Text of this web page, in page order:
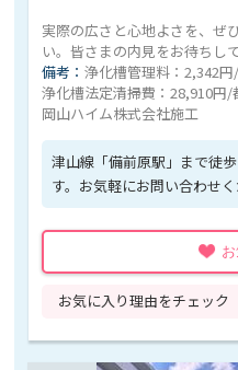
実際の広さと心地よさを、ぜ
い。皆さまの内見をお待ちし
備考：浄化槽管理料：2,342円
浄化槽法定清掃費：28,910円/
岡山ハイム株式会社施工
津山線「備前原駅」まで徒
す。お気軽にお問い合わせく
お気に入り理由をチェック